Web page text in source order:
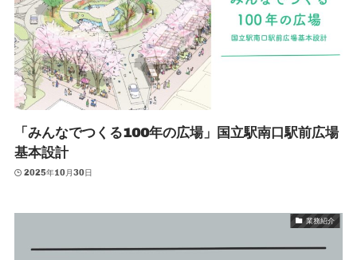
「みんなでつくる100年の広場」国立駅南口駅前広場
基本設計
2025年10月30日
業務紹介